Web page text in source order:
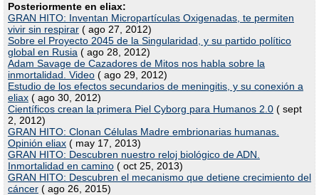
Posteriormente en eliax:
GRAN HITO: Inventan Micropartículas Oxigenadas, te permiten
vivir sin respirar ( ago 27, 2012)
Sobre el Proyecto 2045 de la Singularidad, y su partido político
global en Rusia ( ago 28, 2012)
Adam Savage de Cazadores de Mitos nos habla sobre la
inmortalidad. Video ( ago 29, 2012)
Estudio de los efectos secundarios de meningitis, y su conexión a
eliax ( ago 30, 2012)
Científicos crean la primera Piel Cyborg para Humanos 2.0 ( sept
2, 2012)
GRAN HITO: Clonan Células Madre embrionarias humanas.
Opinión eliax ( may 17, 2013)
GRAN HITO: Descubren nuestro reloj biológico de ADN.
Inmortalidad en camino ( oct 25, 2013)
GRAN HITO: Descubren el mecanismo que detiene crecimiento del
cáncer ( ago 26, 2015)